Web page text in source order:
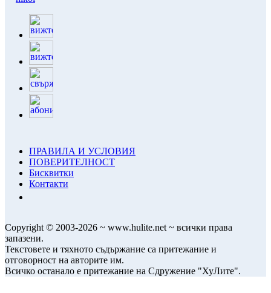
ПРАВИЛА И УСЛОВИЯ
ПОВЕРИТЕЛНОСТ
Бисквитки
Контакти
Copyright © 2003-2026 ~ www.hulite.net ~ всички права
запазени.
Текстовете и тяхното съдържание са притежание и
отговорност на авторите им.
Всичко останало е притежание на Сдружение "ХуЛите".